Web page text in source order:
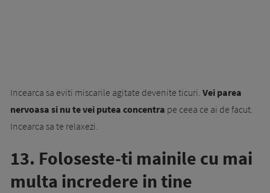
Incearca sa eviti miscarile agitate devenite ticuri. Vei parea
nervoasa si nu te vei putea concentra pe ceea ce ai de facut.
Incearca sa te relaxezi.
13. Foloseste-ti mainile cu mai
multa incredere in tine